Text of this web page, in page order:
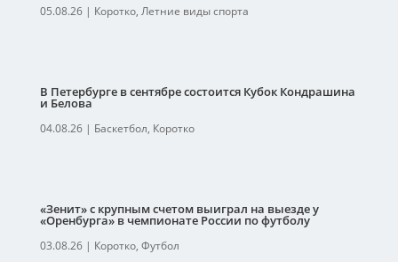
05.08.26| Коротко, Летние виды спорта
В Петербурге в сентябре состоится Кубок Кондрашина
и Белова
04.08.26| Баскетбол, Коротко
«Зенит» с крупным счетом выиграл на выезде у
«Оренбурга» в чемпионате России по футболу
03.08.26| Коротко, Футбол